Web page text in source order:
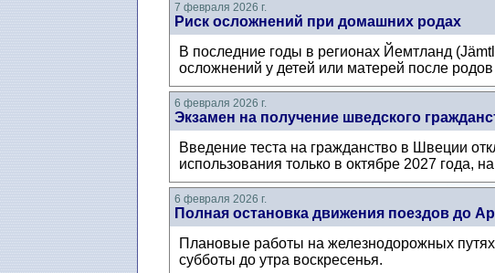
7 февраля 2026 г.
Риск осложнений при домашних родах
В последние годы в регионах Йемтланд
осложнений у детей или матерей после
6 февраля 2026 г.
Экзамен на получение шведского
Введение теста на гражданство в Швеции
использования только в октябре 2027 года,
6 февраля 2026 г.
Полная остановка движения поездов до
Плановые работы на железнодорожных
субботы до утра воскресенья.